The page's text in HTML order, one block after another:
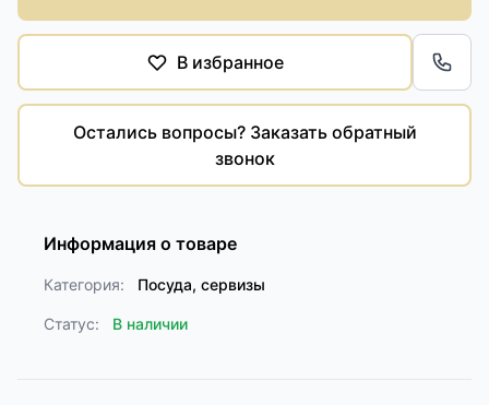
В избранное
Остались вопросы? Заказать обратный
звонок
Информация о товаре
Категория: Посуда, сервизы
Статус: В наличии